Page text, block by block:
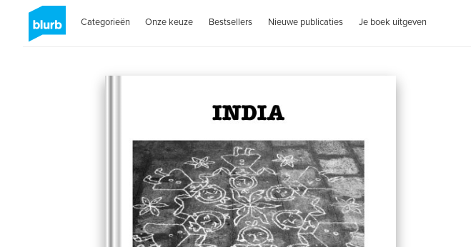
Categorieën Onze keuze Bestsellers Nieuwe publicaties Je boek uitgeven